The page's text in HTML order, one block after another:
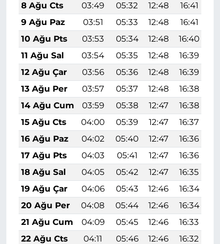
8 Ağu Cts
03:49 05:32 12:48 16:41
9 Ağu Paz
03:51 05:33 12:48 16:41
10 Ağu Pts
03:53 05:34 12:48 16:40
11 Ağu Sal
03:54 05:35 12:48 16:39
12 Ağu Çar
03:56 05:36 12:48 16:39
13 Ağu Per
03:57 05:37 12:48 16:38
14 Ağu Cum
03:59 05:38 12:47 16:38
15 Ağu Cts
04:00 05:39 12:47 16:37
16 Ağu Paz
04:02 05:40 12:47 16:36
17 Ağu Pts
04:03 05:41 12:47 16:36
18 Ağu Sal
04:05 05:42 12:47 16:35
19 Ağu Çar
04:06 05:43 12:46 16:34
20 Ağu Per
04:08 05:44 12:46 16:34
21 Ağu Cum
04:09 05:45 12:46 16:33
22 Ağu Cts
04:11 05:46 12:46 16:32